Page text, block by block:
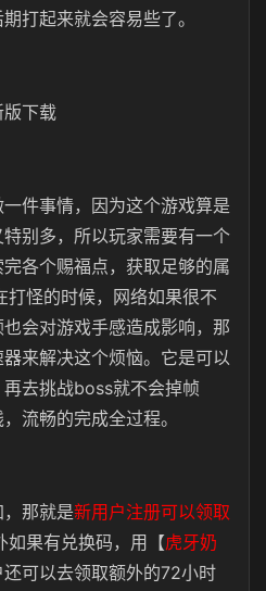
打起来就会容易些了。
版下载
件事情，因为这个游戏算是
别多，所以玩家需要有一个
各个赐福点，获取足够的属
怪的时候，网络如果很不
会对游戏手感造成影响，那
来解决这个烦恼。它是可以
去挑战boss就不会掉帧
流畅的完成全过程。
那就是新用户注册可以领取
如果有兑换码，用【虎牙奶
可以去领取额外的72小时